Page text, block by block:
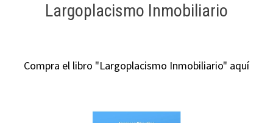
Largoplacismo Inmobiliario
Compra el libro "Largoplacismo Inmobiliario" aquí